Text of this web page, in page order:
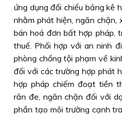
ứng dụng đối chiếu bảng kê
nhằm phát hiện, ngăn chặn,
bán hoá đơn bất hợp pháp,
thuế. Phối hợp với an ninh
phòng chống tội phạm về
đối với các trường hợp phát
hợp pháp chiếm đoạt tiền
răn đe, ngăn chặn đối với
phần tạo môi trường cạnh